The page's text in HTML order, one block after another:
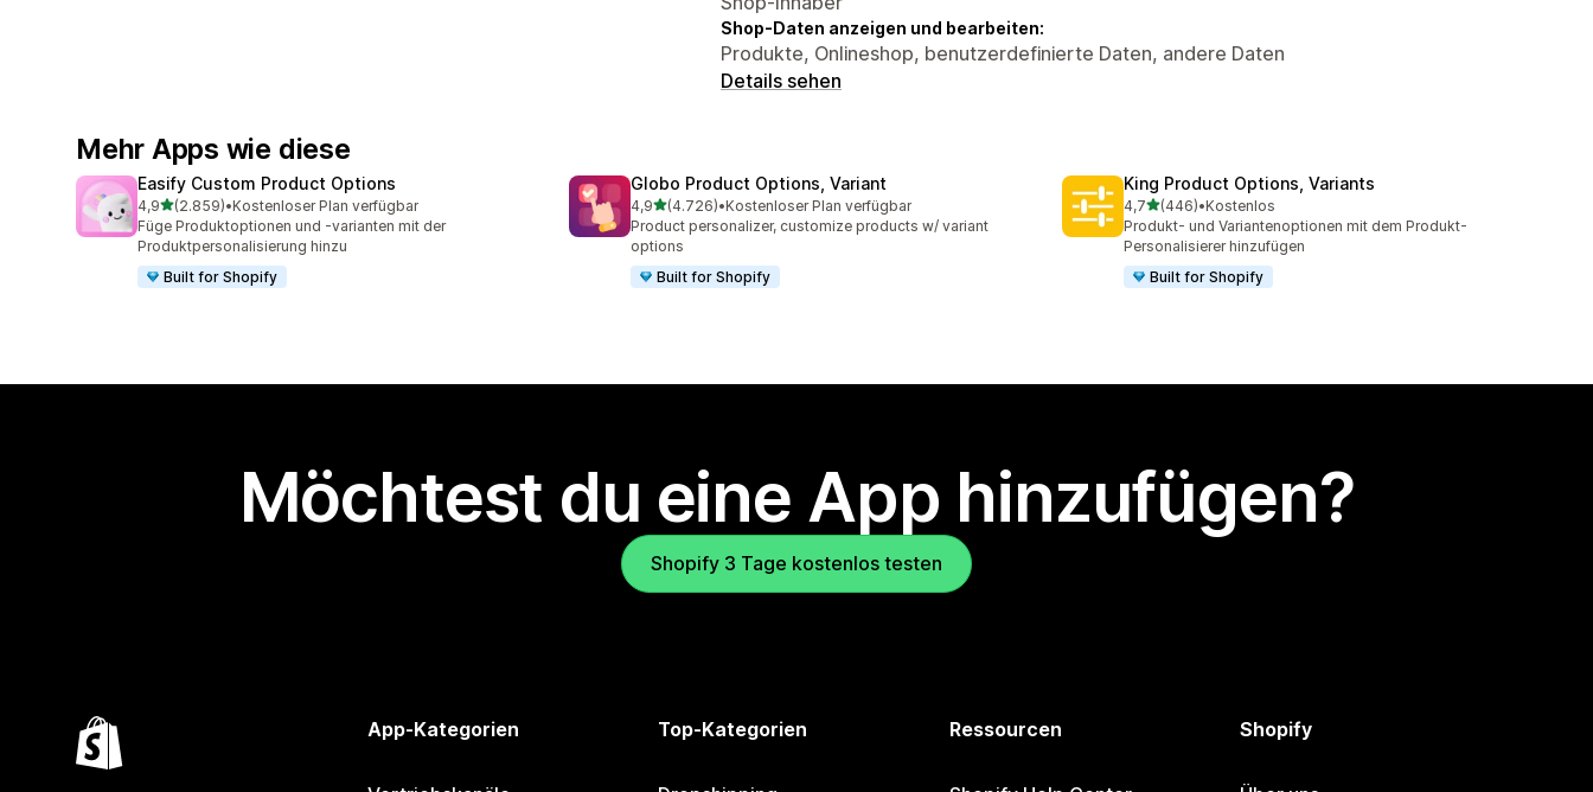
Shop-Daten anzeigen und bearbeiten:
Produkte, Onlineshop, benutzerdefinierte Daten, andere Daten
Details sehen
Mehr Apps wie diese
Easify Custom Product Options
4,9von 5 Sternen
(2.859)
2859 Rezensionen insgesamt
•Kostenloser Plan verfügbar
Füge Produktoptionen und -varianten mit der
Produktpersonalisierung hinzu
Built for Shopify
Globo Product Options, Variant
4,9von 5 Sternen
(4.726)
4726 Rezensionen insgesamt
•Kostenloser Plan verfügbar
Product personalizer, customize products w/ variant
options
Built for Shopify
King Product Options, Variants
4,7von 5 Sternen
(446)
446 Rezensionen insgesamt
•Kostenlos
Produkt- und Variantenoptionen mit dem Produkt-
Personalisierer hinzufügen
Built for Shopify
Möchtest du eine App hinzufügen?
Shopify 3 Tage kostenlos testen
App-Kategorien Top-Kategorien Ressourcen Shopify